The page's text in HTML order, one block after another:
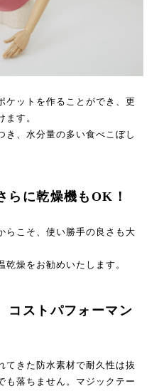
ケットを作ることができ、更
す。
、水分量の多い食べこぼし
に乾燥機もOK！
らこそ、使い勝手の良さも大
燥をお勧めいたします。
コストパフォーマン
てきた防水素材で耐久性は抜
も落ちません。マジックテー